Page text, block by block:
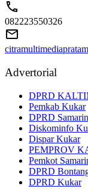
082223550326
Advertorial
DPRD
Pemkab Kukar
DPRD
Diskominfo
Dispar Kukar
PEMPROV
Pemkot
DPRD
DPRD Kukar